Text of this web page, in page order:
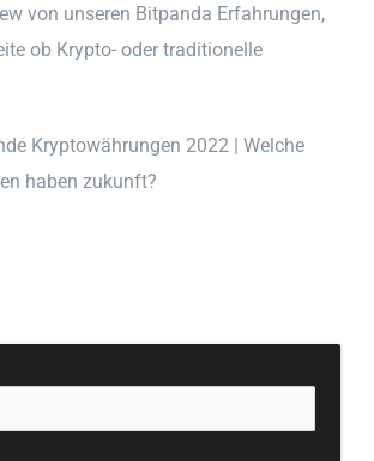
von unseren Bitpanda Erfahrungen,
ob Krypto- oder traditionelle
Kryptowährungen 2022 | Welche
haben zukunft?